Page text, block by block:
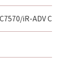
iR-ADV